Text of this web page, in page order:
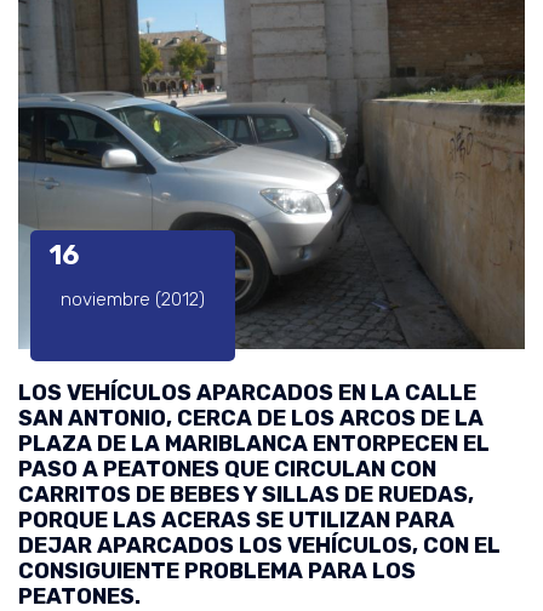
16
noviembre (2012)
LOS VEHÍCULOS APARCADOS EN LA CALLE
SAN ANTONIO, CERCA DE LOS ARCOS DE LA
PLAZA DE LA MARIBLANCA ENTORPECEN EL
PASO A PEATONES QUE CIRCULAN CON
CARRITOS DE BEBES Y SILLAS DE RUEDAS,
PORQUE LAS ACERAS SE UTILIZAN PARA
DEJAR APARCADOS LOS VEHÍCULOS, CON EL
CONSIGUIENTE PROBLEMA PARA LOS
PEATONES.